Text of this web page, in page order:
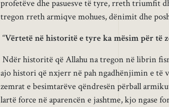
profetëve dhe pasuesve të tyre, rreth triumfit
tregon rreth armiqve mohues, dënimit dhe
“Vërtetë në historitë e tyre ka mësim për të
Ndër historitë që Allahu na tregon në librin
ajo histori që nxjerr në pah ngadhënjimin e të
zemrat e besimtarëve qëndresën përball
lartë force në aparencën e jashtme, kjo ngase